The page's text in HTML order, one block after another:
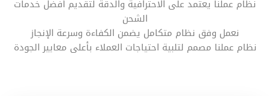
نظام عملنا يعتمد على الاحترافية والدقة لتقديم أفضل خدمات
الشحن
نعمل وفق نظام متكامل يضمن الكفاءة وسرعة الإنجاز
نظام عملنا مصمم لتلبية احتياجات العملاء بأعلى معايير الجودة